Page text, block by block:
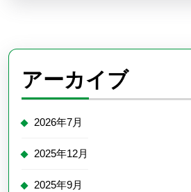
アーカイブ
2026年7月
2025年12月
2025年9月